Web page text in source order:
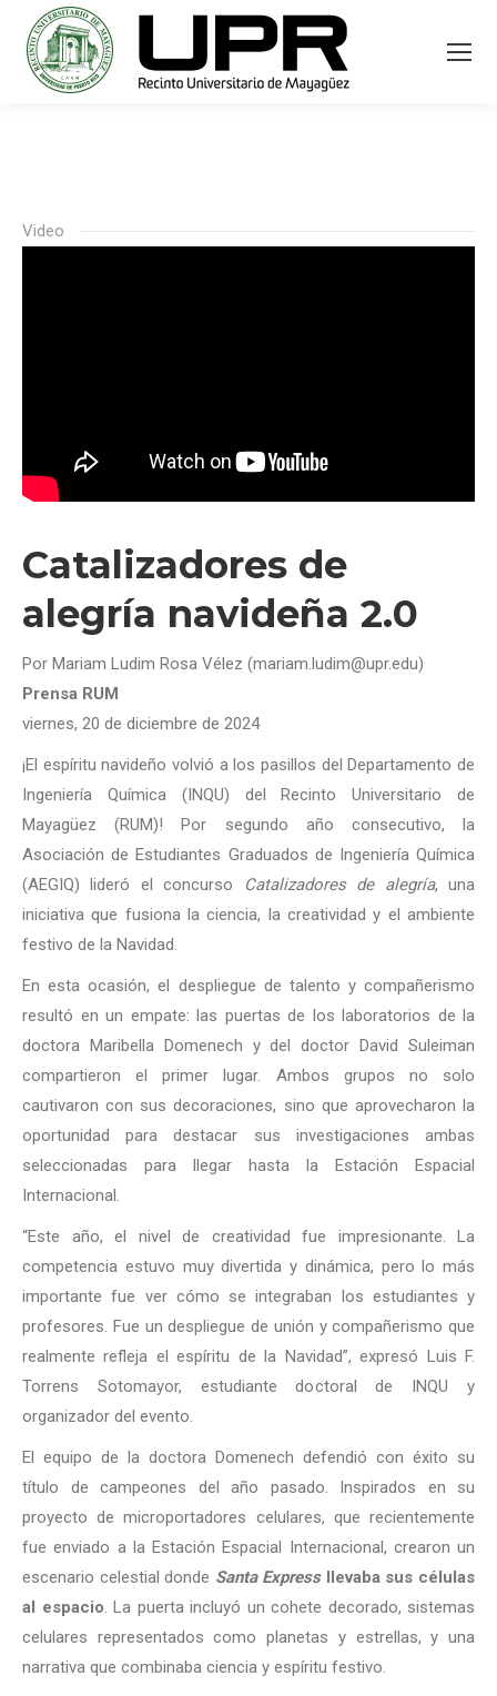
Video
Catalizadores de
alegría navideña 2.0
Por Mariam Ludim Rosa Vélez (mariam.ludim@upr.edu)
Prensa RUM
viernes, 20 de diciembre de 2024
¡El espíritu navideño volvió a los pasillos del Departamento de
Ingeniería Química (INQU) del Recinto Universitario de
Mayagüez (RUM)! Por segundo año consecutivo, la
Asociación de Estudiantes Graduados de Ingeniería Química
(AEGIQ) lideró el concurso
Catalizadores de alegría, una
iniciativa que fusiona la ciencia, la creatividad y el ambiente
festivo de la Navidad.
En esta ocasión, el despliegue de talento y compañerismo
resultó en un empate: las puertas de los laboratorios de la
doctora Maribella Domenech y del doctor David Suleiman
compartieron el primer lugar. Ambos grupos no solo
cautivaron con sus decoraciones, sino que aprovecharon la
oportunidad para destacar sus investigaciones ambas
seleccionadas para llegar hasta la Estación Espacial
Internacional.
“Este año, el nivel de creatividad fue impresionante. La
competencia estuvo muy divertida y dinámica, pero lo más
importante fue ver cómo se integraban los estudiantes y
profesores. Fue un despliegue de unión y compañerismo que
realmente refleja el espíritu de la Navidad”, expresó Luis F.
Torrens Sotomayor, estudiante doctoral de INQU y
organizador del evento.
El equipo de la doctora Domenech defendió con éxito su
título de campeones del año pasado. Inspirados en su
proyecto de microportadores celulares, que recientemente
fue enviado a la Estación Espacial Internacional, crearon un
escenario celestial donde Santa Expressllevaba sus células
al espacio . La puerta incluyó un cohete decorado, sistemas
celulares representados como planetas y estrellas, y una
narrativa que combinaba ciencia y espíritu festivo.